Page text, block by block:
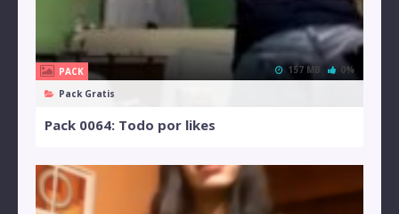
PACK
Pack Gratis
157 MB 0%
Pack 0064: Todo por likes